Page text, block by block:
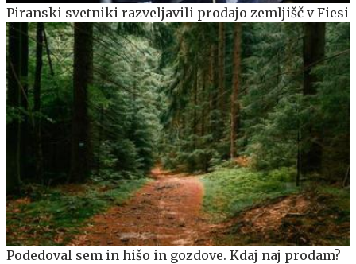
Piranski svetniki razveljavili prodajo zemljišč v Fiesi
Podedoval sem in hišo in gozdove. Kdaj naj prodam?